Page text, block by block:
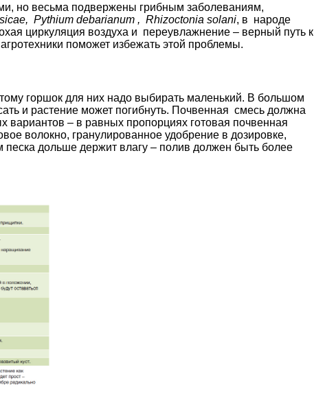
но весьма подвержены грибным заболеваниям,
Pythium debarianum , Rhizoctonia solani, в народе
циркуляция воздуха и переувлажнение – верный путь к
поможет избежать этой проблемы.
горшок для них надо выбирать маленький. В большом
и растение может погибнуть. Почвенная смесь должна
вариантов – в равных пропорциях готовая почвенная
волокно, гранулированное удобрение в дозировке,
песка дольше держит влагу – полив должен быть более